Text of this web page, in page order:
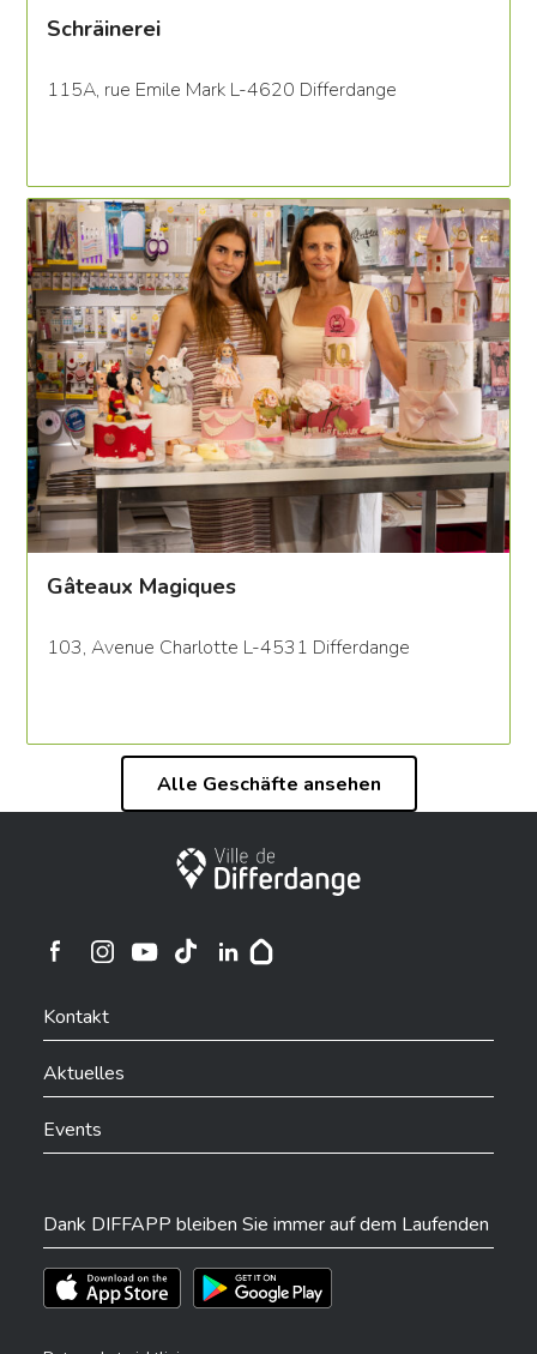
Schräinerei
115A, rue Emile Mark L-4620 Differdange
Gâteaux Magiques
103, Avenue Charlotte L-4531 Differdange
Alle Geschäfte ansehen
Stadt Differdingen
Ville de Differdange sur Instagram
Kontakt
Aktuelles
Events
Dank DIFFAPP bleiben Sie immer auf dem Laufenden
Téléchargez l'app sur l'App StoreTéléchargez l'app sur Play Store